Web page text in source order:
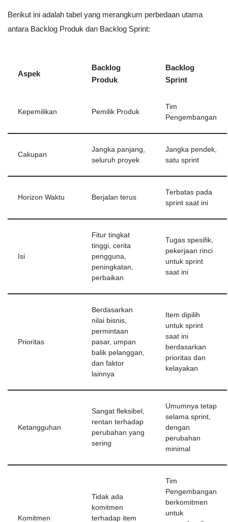
Berikut ini adalah tabel yang merangkum perbedaan utama
antara Backlog Produk dan Backlog Sprint:
Aspek
Backlog
Produk
Backlog
Sprint
Kepemilikan Pemilik Produk
Tim
Pengembangan
Cakupan
Jangka panjang,
seluruh proyek
Jangka pendek,
satu sprint
Horizon Waktu Berjalan terus
Terbatas pada
sprint saat ini
Isi
Fitur tingkat
tinggi, cerita
pengguna,
peningkatan,
perbaikan
Tugas spesifik,
pekerjaan rinci
untuk sprint
saat ini
Prioritas
Berdasarkan
nilai bisnis,
permintaan
pasar, umpan
balik pelanggan,
dan faktor
lainnya
Item dipilih
untuk sprint
saat ini
berdasarkan
prioritas dan
kelayakan
Ketangguhan
Sangat fleksibel,
rentan terhadap
perubahan yang
sering
Umumnya tetap
selama sprint,
dengan
perubahan
minimal
Komitmen
Tidak ada
komitmen
terhadap item
Tim
Pengembangan
berkomitmen
untuk